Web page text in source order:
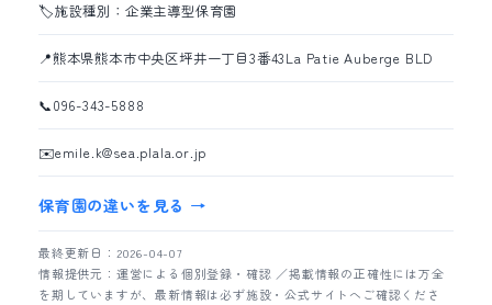
🏷️施設種別：企業主導型保育園
📍熊本県熊本市中央区坪井一丁目3番43La Patie Auberge BLD
📞096-343-5888
✉️emile.k@sea.plala.or.jp
保育園の違いを見る →
最終更新日：2026-04-07
情報提供元：運営による個別登録・確認 ／掲載情報の正確性には万全
を期していますが、最新情報は必ず施設・公式サイトへご確認くださ